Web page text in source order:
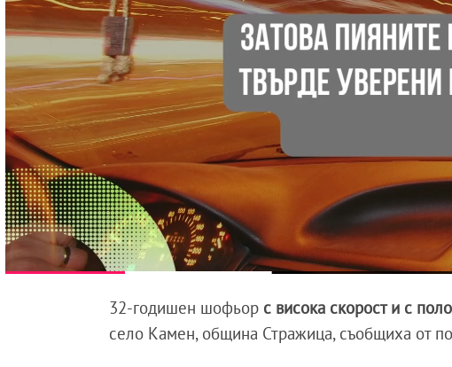
32-годишен шофьор с висока скорост и с
село Камен, община Стражица, съобщиха от